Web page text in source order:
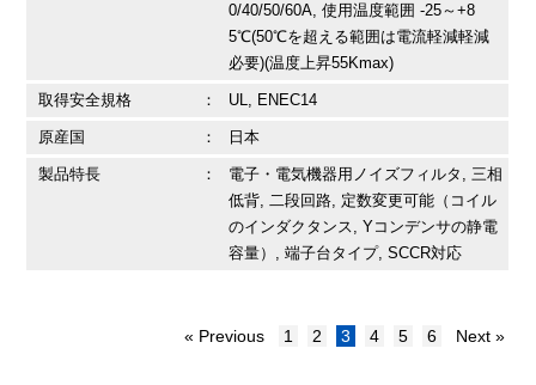
0/40/50/60A, 使用温度範囲 -25～+8
5℃(50℃を超える範囲は電流軽減軽減
必要)(温度上昇55Kmax)
取得安全規格 ： UL, ENEC14
原産国 ： 日本
製品特長 ：
電子・電気機器用ノイズフィルタ, 三相
低背, 二段回路, 定数変更可能（コイル
のインダクタンス, Yコンデンサの静電
容量）, 端子台タイプ, SCCR対応
« Previous 1 2 3 4 5 6 Next »